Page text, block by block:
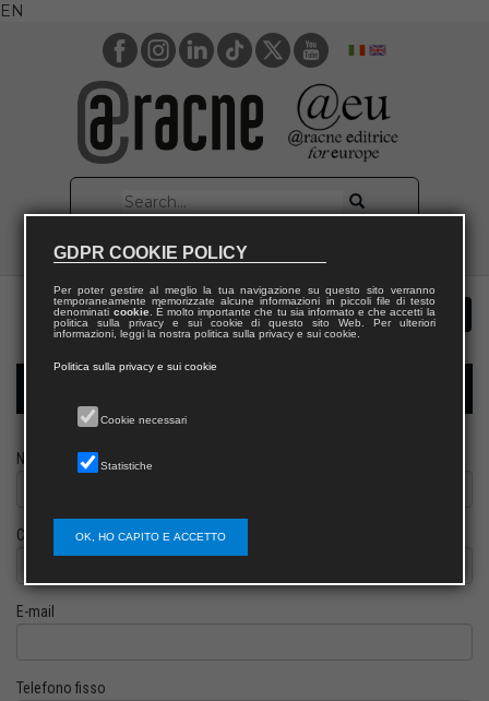
EN
Nome
Cognome
E-mail
Telefono fisso
GDPR COOKIE POLICY
Per poter gestire al meglio la tua navigazione su questo sito verranno
temporaneamente memorizzate alcune informazioni in piccoli file di testo
denominati cookie. È molto importante che tu sia informato e che accetti la
politica sulla privacy e sui cookie di questo sito Web. Per ulteriori
informazioni, leggi la nostra politica sulla privacy e sui cookie.
Politica sulla privacy e sui cookie
Cookie necessari
Statistiche
OK, HO CAPITO E ACCETTO